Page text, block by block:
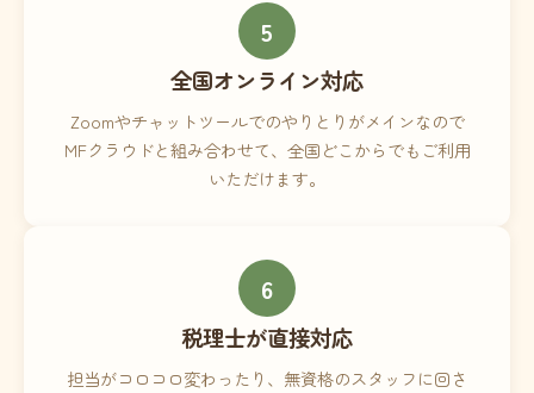
5
全国オンライン対応
Zoomやチャットツールでのやりとりがメインなので
MFクラウドと組み合わせて、全国どこからでもご利用
いただけます。
6
税理士が直接対応
担当がコロコロ変わったり、無資格のスタッフに回さ